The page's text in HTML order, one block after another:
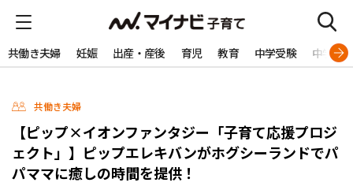
共働き夫婦 妊娠 出産・産後 育児 教育 中学受験 中学生
共働き夫婦
【ピップ×イオンファンタジー「子育て応援プロジ
ェクト」】ピップエレキバンがホグシーランドでパ
パママに癒しの時間を提供！